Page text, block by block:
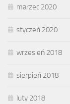
marzec 2020
styczeń 2020
wrzesień 2018
sierpień 2018
luty 2018